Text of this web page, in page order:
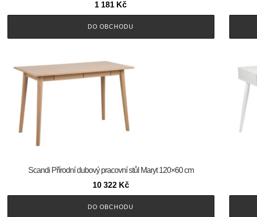
1 181 Kč
DO OBCHODU
Scandi Přírodní dubový pracovní stůl Maryt 120×60 cm
10 322 Kč
DO OBCHODU